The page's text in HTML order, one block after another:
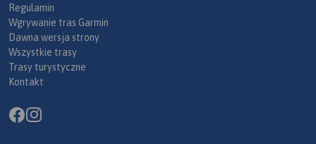
Regulamin
Wgrywanie tras Garmin
Dawna wersja strony
Wszystkie trasy
Trasy turystyczne
Kontakt